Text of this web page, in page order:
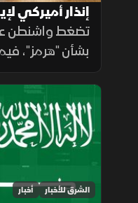
إنذار أميركي
لبنان وإسرائيل
تضغط واشنطن
بشأن "هرمز"،
السلاح في
المفاوضات
لأمن الملاحة في
الشرق للأخبار أخبار